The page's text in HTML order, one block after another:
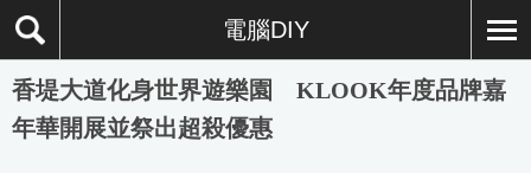
電腦DIY
香堤大道化身世界遊樂園 KLOOK年度品牌嘉
年華開展並祭出超殺優惠